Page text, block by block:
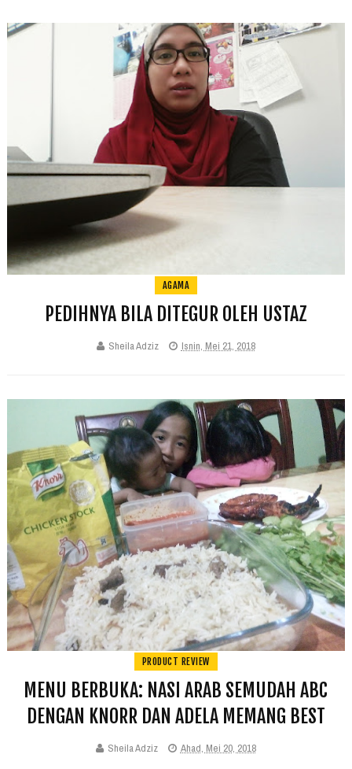
AGAMA
PEDIHNYA BILA DITEGUR OLEH USTAZ
Sheila Adziz Isnin, Mei 21, 2018
PRODUCT REVIEW
MENU BERBUKA: NASI ARAB SEMUDAH ABC
DENGAN KNORR DAN ADELA MEMANG BEST
Sheila Adziz Ahad, Mei 20, 2018